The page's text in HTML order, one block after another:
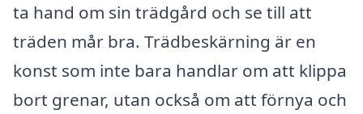
ta hand om sin trädgård och se till att
träden mår bra. Trädbeskärning är en
konst som inte bara handlar om att klippa
bort grenar, utan också om att förnya och